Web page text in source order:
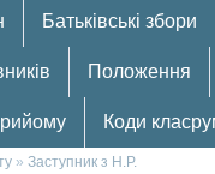
Батьківські збори
Положення
Коди
» Заступник з Н.Р.